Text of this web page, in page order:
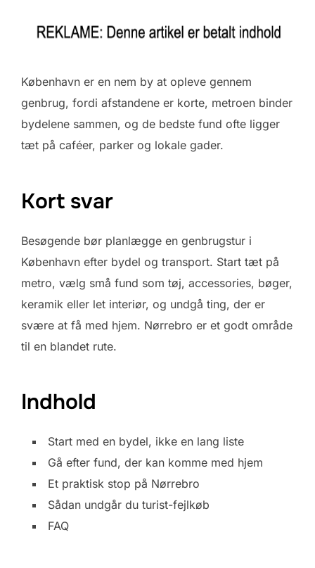
København er en nem by at opleve gennem
genbrug, fordi afstandene er korte, metroen binder
bydelene sammen, og de bedste fund ofte ligger
tæt på caféer, parker og lokale gader.
Kort svar
Besøgende bør planlægge en genbrugstur i
København efter bydel og transport. Start tæt på
metro, vælg små fund som tøj, accessories, bøger,
keramik eller let interiør, og undgå ting, der er
svære at få med hjem. Nørrebro er et godt område
til en blandet rute.
Indhold
Start med en bydel, ikke en lang liste
Gå efter fund, der kan komme med hjem
Et praktisk stop på Nørrebro
Sådan undgår du turist-fejlkøb
FAQ